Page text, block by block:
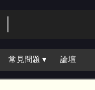
常見問題 ▾ 論壇